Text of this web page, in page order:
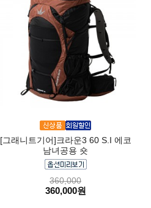
[그래니트기어]크라운3 60 S.I 에코
남녀공용 숏
360,000
360,000원